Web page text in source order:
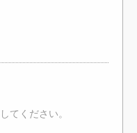
してください。